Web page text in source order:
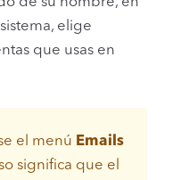
elige
que usas en
el menú Emails
significa que el